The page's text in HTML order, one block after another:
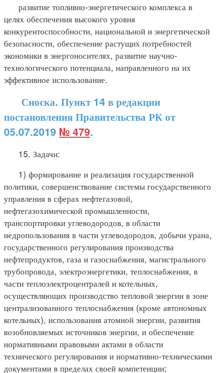
развитие топливно-энергетического комплекса в
целях обеспечения высокого уровня
конкурентоспособности, национальной и энергетической
безопасности, обеспечение растущих потребностей
экономики в энергоносителях, развитие научно-
технологического потенциала, направленного на их
эффективное использование.
Сноска. Пункт 14 в редакции
постановления Правительства РК от
05.07.2019 № 479.
15. Задачи:
1) формирование и реализация государственной
политики, совершенствование системы государственного
управления в сферах нефтегазовой,
нефтегазохимической промышленности,
транспортировки углеводородов, в области
недропользования в части углеводородов, добычи урана,
государственного регулирования производства
нефтепродуктов, газа и газоснабжения, магистрального
трубопровода, электроэнергетики, теплоснабжения, в
части теплоэлектроцентралей и котельных,
осуществляющих производство тепловой энергии в зоне
централизованного теплоснабжения (кроме автономных
котельных), использования атомной энергии, развития
возобновляемых источников энергии, и обеспечение
нормативными правовыми актами в области
технического регулирования и нормативно-техническими
документами в пределах своей компетенции;